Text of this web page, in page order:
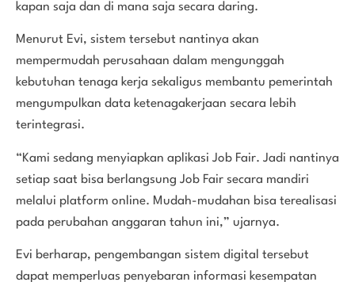
kapan saja dan di mana saja secara daring.
Menurut Evi, sistem tersebut nantinya akan
mempermudah perusahaan dalam mengunggah
kebutuhan tenaga kerja sekaligus membantu pemerintah
mengumpulkan data ketenagakerjaan secara lebih
terintegrasi.
“Kami sedang menyiapkan aplikasi Job Fair. Jadi nantinya
setiap saat bisa berlangsung Job Fair secara mandiri
melalui platform online. Mudah-mudahan bisa terealisasi
pada perubahan anggaran tahun ini,” ujarnya.
Evi berharap, pengembangan sistem digital tersebut
dapat memperluas penyebaran informasi kesempatan